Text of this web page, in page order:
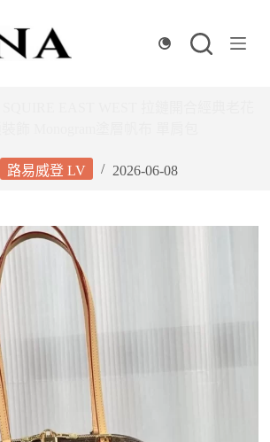
路易威登 LV 2026-06-08